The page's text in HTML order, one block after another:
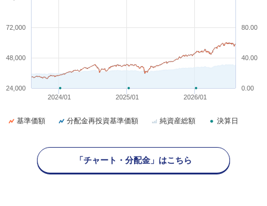
2024/01 2025/01 2026/01
24,000
48,000
72,000
0.00
40.00
80.00
基準価額 分配金再投資基準価額 純資産総額 決算日
「チャート・分配金」はこちら